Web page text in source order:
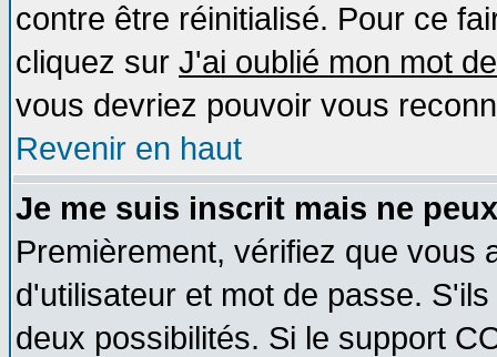
contre être réinitialisé. Pour ce
cliquez sur J'ai oublié mon mot
vous devriez pouvoir vous
Revenir en haut
Je me suis inscrit mais ne
Premièrement, vérifiez que vous
d'utilisateur et mot de passe.
deux possibilités. Si le support